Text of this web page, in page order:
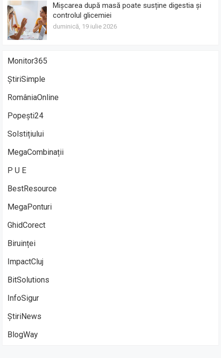
Mișcarea după masă poate susține digestia și
controlul glicemiei
duminică, 19 iulie 2026
Monitor365
ȘtiriSimple
RomâniaOnline
Popești24
Solstițiului
MegaCombinații
P U E
BestResource
MegaPonturi
GhidCorect
Biruinței
ImpactCluj
BitSolutions
InfoSigur
ȘtiriNews
BlogWay